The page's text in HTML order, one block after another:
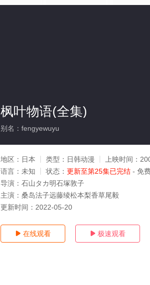
枫叶物语(全集)
别名：fengyewuyu
地区： 日本 类型： 日韩动漫 上映时间：
语言： 未知 状态： 更新至第25集已完结 - 免
导演： 石山タカ明石塚敦子
主演： 桑岛法子远藤绫松本梨香草尾毅
更新时间： 2022-05-20
 在线观看  极速观看